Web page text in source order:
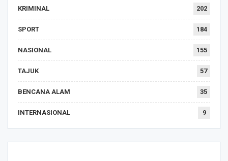
KRIMINAL 202
SPORT 184
NASIONAL 155
TAJUK 57
BENCANA ALAM 35
INTERNASIONAL 9